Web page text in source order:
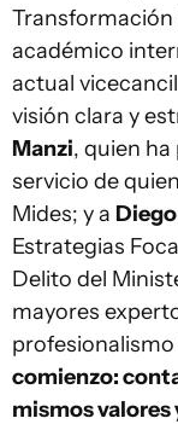
académico
actual
visión clara y
Manzi, quien
servicio de
Mides; y a
Estrategias
Delito del
mayores
comienzo:
mismos valores